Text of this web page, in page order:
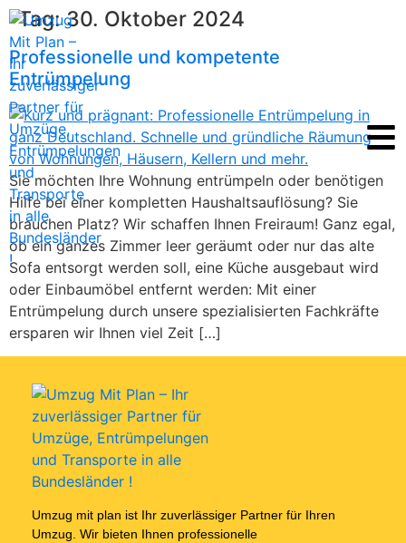
Tag:30. Oktober 2024
Professionelle und kompetente
Entrümpelung
Sie möchten Ihre Wohnung entrümpeln oder benötigen
Hilfe bei einer kompletten Haushaltsauflösung? Sie
brauchen Platz? Wir schaffen Ihnen Freiraum! Ganz egal,
ob ein ganzes Zimmer leer geräumt oder nur das alte
Sofa entsorgt werden soll, eine Küche ausgebaut wird
oder Einbaumöbel entfernt werden: Mit einer
Entrümpelung durch unsere spezialisierten Fachkräfte
ersparen wir Ihnen viel Zeit […]
Umzug mit plan ist Ihr zuverlässiger Partner für Ihren
Umzug. Wir bieten Ihnen professionelle